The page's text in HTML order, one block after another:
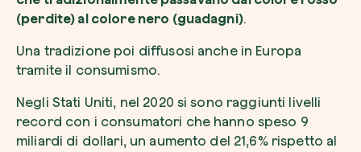
(perdite) al colore nero (guadagni).
Una tradizione poi diffusosi anche in Europa
tramite il consumismo.
Negli Stati Uniti, nel 2020 si sono raggiunti livelli
record con i consumatori che hanno speso 9
miliardi di dollari, un aumento del 21,6% rispetto al
Farti un giro sul nostro magazine